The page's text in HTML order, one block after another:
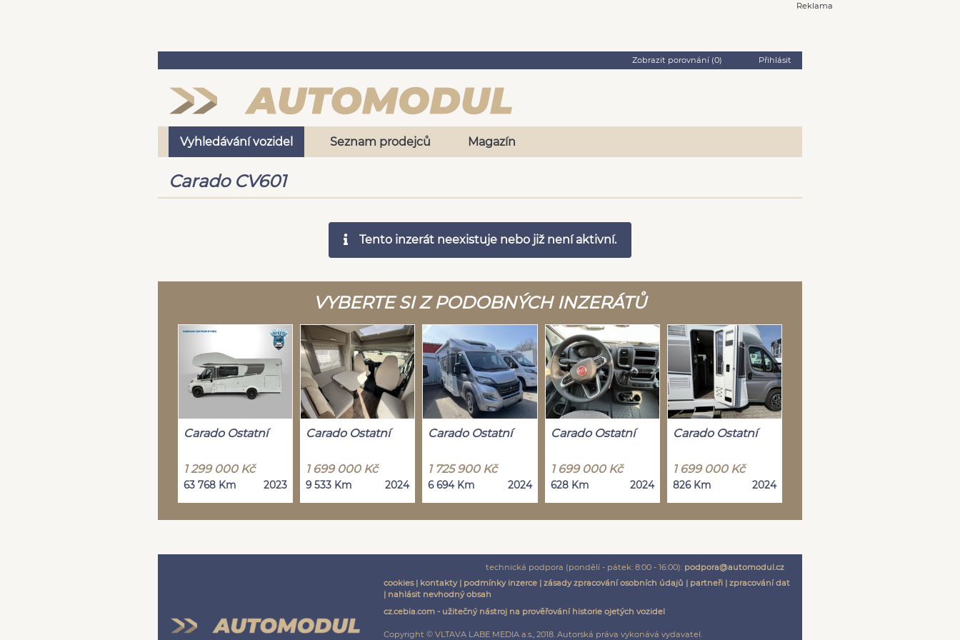
Reklama
Zobrazit porovnání (0) Přihlásit
Vyhledávání vozidel Seznam prodejců Magazín
Carado CV601
Tento inzerát neexistuje nebo již není aktivní.
VYBERTE SI Z PODOBNÝCH INZERÁTŮ
Carado Ostatní
1 299 000 Kč
63 768 Km 2023
Carado Ostatní
1 699 000 Kč
9 533 Km 2024
Carado Ostatní
1 725 900 Kč
6 694 Km 2024
Carado Ostatní
1 699 000 Kč
628 Km 2024
Carado Ostatní
1 699 000 Kč
826 Km 2024
technická podpora (pondělí - pátek: 8:00 - 16:00): podpora@automodul.cz
cookies| kontakty| podmínky inzerce| zásady zpracování osobních údajů | partneři| zpracování dat
| nahlásit nevhodný obsah
cz.cebia.com - užitečný nástroj na prověřování historie ojetých vozidel
Copyright © VLTAVA LABE MEDIA a.s., 2018. Autorská práva vykonává vydavatel.